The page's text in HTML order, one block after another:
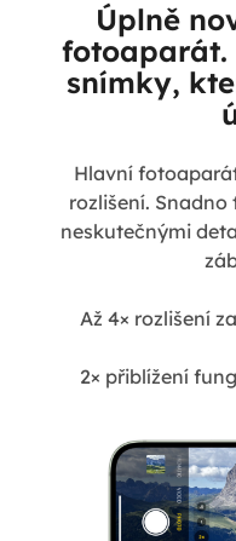
Úplně
fotoaparát.
snímky,
Hlavní
rozlišení.
neskutečnými
Až 4× rozlišení
2× přiblížení